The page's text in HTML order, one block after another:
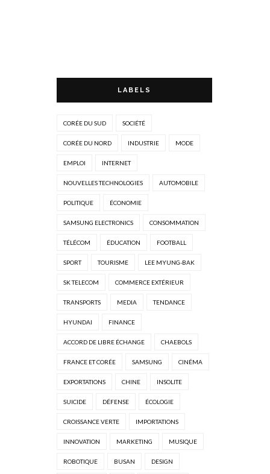
LABELS
CORÉE DU SUD SOCIÉTÉ
CORÉE DU NORD INDUSTRIE MODE
EMPLOI INTERNET
NOUVELLES TECHNOLOGIES AUTOMOBILE
POLITIQUE ÉCONOMIE
SAMSUNG ELECTRONICS CONSOMMATION
TÉLÉCOM ÉDUCATION FOOTBALL
SPORT TOURISME LEE MYUNG-BAK
SK TELECOM COMMERCE EXTÉRIEUR
TRANSPORTS MEDIA TENDANCE
HYUNDAI FINANCE
ACCORD DE LIBRE ÉCHANGE CHAEBOLS
FRANCE ET CORÉE SAMSUNG CINÉMA
EXPORTATIONS CHINE INSOLITE
SUICIDE DÉFENSE ÉCOLOGIE
CROISSANCE VERTE IMPORTATIONS
INNOVATION MARKETING MUSIQUE
ROBOTIQUE BUSAN DESIGN